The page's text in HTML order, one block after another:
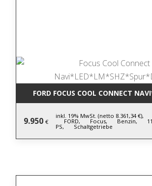
FORD FOCUS COOL CONNECT
9.950 €
inkl. 19% MwSt. (netto 8.361,34 €),
FORD, Focus, Benzin,
PS, Schaltgetriebe